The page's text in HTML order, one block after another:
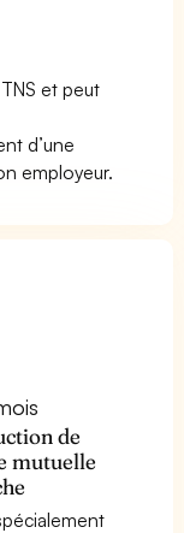
et peut
d’une
employeur.
de
mutuelle